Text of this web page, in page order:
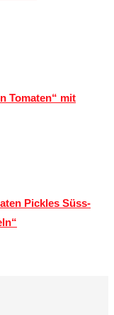
Tomaten“ mit
Pickles Süss-